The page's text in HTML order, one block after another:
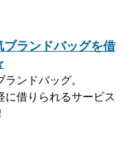
ブランドバッグを借
ンドバッグ。
に借りられるサービス